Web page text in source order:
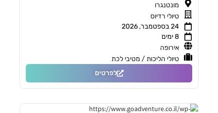
מונטנגרו
טיולי רדיוס
24 בספטמבר, 2026
8 ימים
אירופה
טיולי הליכות / מטיבי לכת
לפרטים